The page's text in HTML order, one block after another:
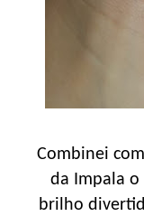
Combinei
da Impala
brilho